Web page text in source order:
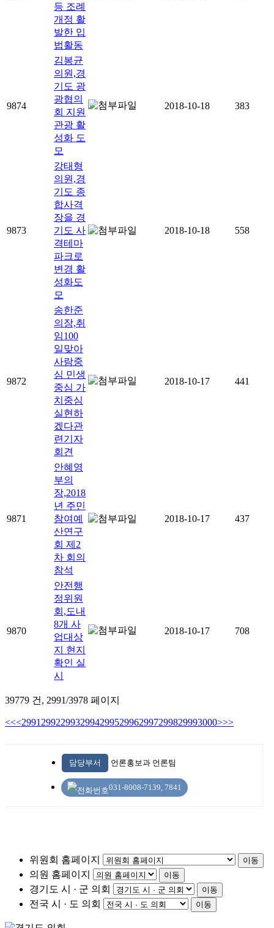
등 조례
개정 활
발한 입
법활동
9874
김봉균
의원,경
기도 광
광협의
회 지원
관광 활
성화 도
모
2018-10-18 383
9873
강태형
의원,경
기도 종
합사격
장을 경
기도 사
격테마
파크로
변경 활
성화도
모
2018-10-18 558
9872
송한준
의장,취
임100
일맞아
사람중
심 민생
중심 가
치중심
실현하
겠다관
련기자
회견
2018-10-17 441
9871
안혜영
부의
장,2018
년 주민
참여예
산연구
회 제2
차 회의
참석
2018-10-17 437
9870
안전행
정위원
회,도내
8개 사
업대상
지 현지
확인 실
시
2018-10-17 708
39779 건, 2991/3978 페이지
<<<2991 299229932994299529962997299829993000>>>
담당부서 언론홍보과 언론팀
031-8008-7139, 7841
위원회 홈페이지 이동
의원 홈페이지 이동
경기도 시 · 군 의회 이동
전국 시 · 도 의회 이동